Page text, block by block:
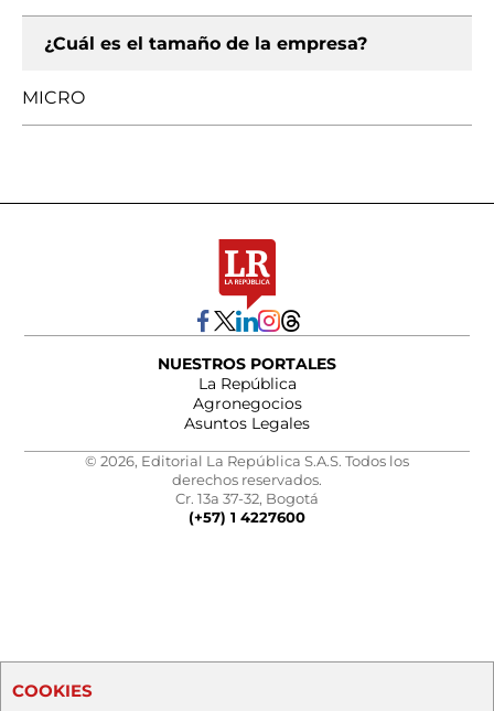
¿Cuál es el tamaño de la empresa?
MICRO
NUESTROS PORTALES
La República
Agronegocios
Asuntos Legales
© 2026, Editorial La República S.A.S. Todos los
derechos reservados.
Cr. 13a 37-32, Bogotá
(+57) 1 4227600
COOKIES